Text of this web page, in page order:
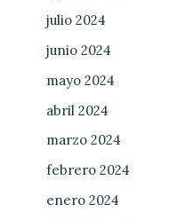
julio 2024
junio 2024
mayo 2024
abril 2024
marzo 2024
febrero 2024
enero 2024